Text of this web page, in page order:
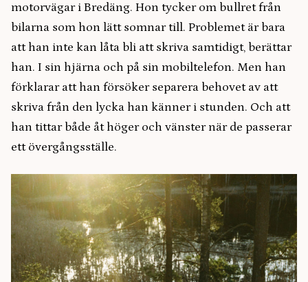
motorvägar i Bredäng. Hon tycker om bullret från
bilarna som hon lätt somnar till. Problemet är bara
att han inte kan låta bli att skriva samtidigt, berättar
han. I sin hjärna och på sin mobiltelefon. Men han
förklarar att han försöker separera behovet av att
skriva från den lycka han känner i stunden. Och att
han tittar både åt höger och vänster när de passerar
ett övergångsställe.